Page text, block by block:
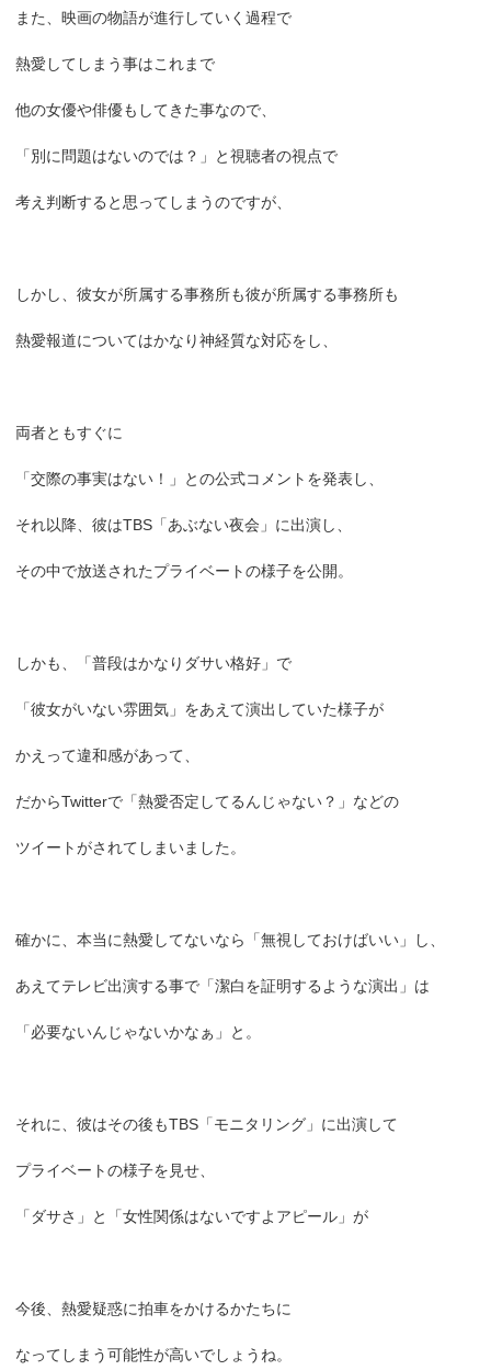
また、映画の物語が進行していく過程で
熱愛してしまう事はこれまで
他の女優や俳優もしてきた事なので、
「別に問題はないのでは？」と視聴者の視点で
考え判断すると思ってしまうのですが、
しかし、彼女が所属する事務所も彼が所属する事務所も
熱愛報道についてはかなり神経質な対応をし、
両者ともすぐに
「交際の事実はない！」との公式コメントを発表し、
それ以降、彼はTBS「あぶない夜会」に出演し、
その中で放送されたプライベートの様子を公開。
しかも、「普段はかなりダサい格好」で
「彼女がいない雰囲気」をあえて演出していた様子が
かえって違和感があって、
だからTwitterで「熱愛否定してるんじゃない？」などの
ツイートがされてしまいました。
確かに、本当に熱愛してないなら「無視しておけばいい」し、
あえてテレビ出演する事で「潔白を証明するような演出」は
「必要ないんじゃないかなぁ」と。
それに、彼はその後もTBS「モニタリング」に出演して
プライベートの様子を見せ、
「ダサさ」と「女性関係はないですよアピール」が
今後、熱愛疑惑に拍車をかけるかたちに
なってしまう可能性が高いでしょうね。